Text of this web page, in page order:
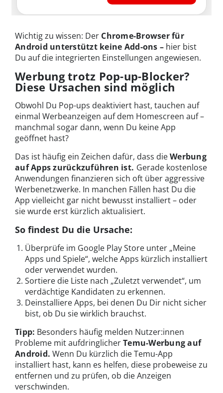
Wichtig zu wissen: Der Chrome-Browser für
Android unterstützt keine Add-ons –hier bist
Du auf die integrierten Einstellungen angewiesen.
Werbung trotz Pop-up-Blocker?
Diese Ursachen sind möglich
Obwohl Du Pop-ups deaktiviert hast, tauchen auf
einmal Werbeanzeigen auf dem Homescreen auf –
manchmal sogar dann, wenn Du keine App
geöffnet hast?
Das ist häufig ein Zeichen dafür, dass dieWerbung
auf Apps zurückzuführen ist. Gerade kostenlose
Anwendungen finanzieren sich oft über aggressive
Werbenetzwerke. In manchen Fällen hast Du die
App vielleicht gar nicht bewusst installiert – oder
sie wurde erst kürzlich aktualisiert.
So findest Du die Ursache:
Überprüfe im Google Play Store unter „Meine
Apps und Spiele“, welche Apps kürzlich installiert
oder verwendet wurden.
Sortiere die Liste nach „Zuletzt verwendet“, um
verdächtige Kandidaten zu erkennen.
Deinstalliere Apps, bei denen Du Dir nicht sicher
bist, ob Du sie wirklich brauchst.
Tipp: Besonders häufig melden Nutzer:innen
Probleme mit aufdringlicherTemu-Werbung auf
Android. Wenn Du kürzlich die Temu-App
installiert hast, kann es helfen, diese probeweise zu
entfernen und zu prüfen, ob die Anzeigen
verschwinden.